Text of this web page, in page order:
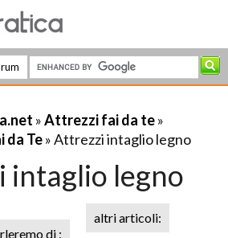
»Attrezzi fai da te»
da Te» Attrezzi intaglio legno
intaglio legno
di :
altri articoli: